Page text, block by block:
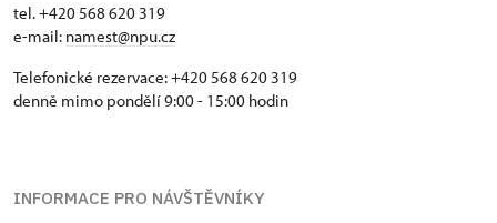
tel. +420 568 620 319
e-mail: namest@npu.cz
Telefonické rezervace: +420 568 620 319
denně mimo pondělí 9:00 - 15:00 hodin
INFORMACE PRO NÁVŠTĚVNÍKY